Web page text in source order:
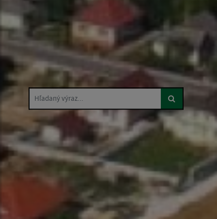
Hľadaný výraz...